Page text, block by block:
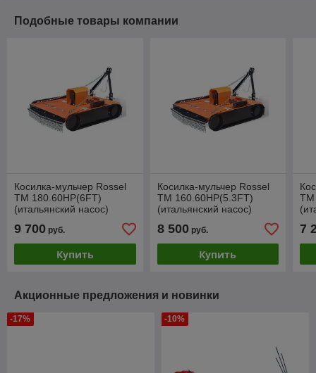
Подобные товары компании
Косилка-мульчер Rossel
TM 180.60HP(6FT)
(итальянский насос)
9 700 руб.
Купить
Косилка-мульчер Rossel
TM 160.60HP(5.3FT)
(итальянский насос)
8 500руб.
Купить
7
Акционные предложения и новинки
-17% -10%